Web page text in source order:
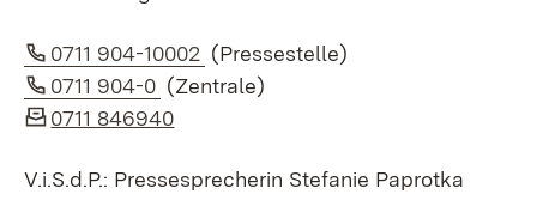
Link auf Telefonnummer:
0711 904-10002 (Pressestelle)
Link auf Telefonnummer:
0711 904-0 (Zentrale)
0711 846940
V.i.S.d.P.: Pressesprecherin Stefanie Paprotka